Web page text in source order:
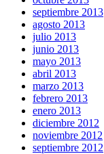
septiembre 2013
agosto 2013
julio 2013
junio 2013
mayo 2013
abril 2013
marzo 2013
febrero 2013
enero 2013
diciembre 2012
noviembre 2012
septiembre 2012